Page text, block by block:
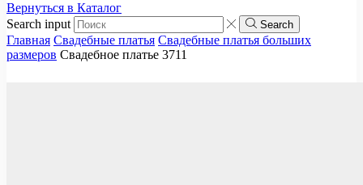
Вернуться в Каталог
Search input
Search
Главная Свадебные платья Свадебные платья больших
размеров Свадебное платье 3711